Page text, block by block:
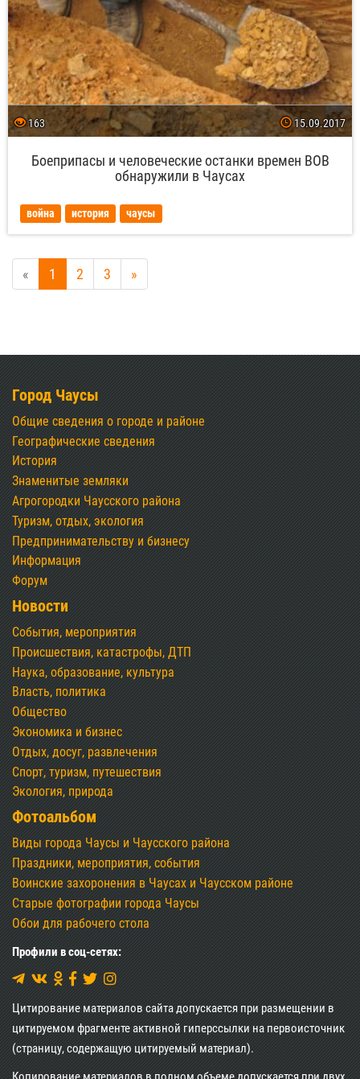
163 15.09.2017
Боеприпасы и человеческие останки времен ВОВ
обнаружили в Чаусах
война история чаусы
« 1 2 3 »
Город Чаусы
Общие сведения о городе и районе
Географические сведения
История
Знаменитые земляки
Агрогородки Чаусского района
Туризм, отдых, экология
Предпринимательству и бизнесу
Информация
Форум
Новости
События, мероприятия
Происшествия, катастрофы, ДТП
Наука, образование, культура
Власть, политика
Общество
Экономика и бизнес
Отдых, досуг, развлечения
Спорт, туризм, путешествия
Экология, природа
Фотоальбом
Виды города Чаусы и Чаусского района
Праздники, мероприятия, события
Воинские захоронения в Чаусах и Чаусском районе
Старые фотографии города Чаусы
Обои для рабочего стола
Профили в соц-сетях:
Цитирование материалов сайта допускается при размещении в
цитируемом фрагменте активной гиперссылки на первоисточник
(страницу, содержащую цитируемый материал).